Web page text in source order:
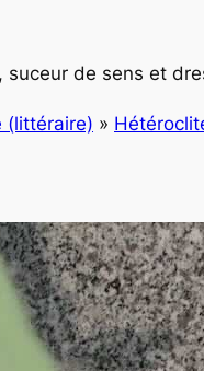
de sens et
(littéraire) »